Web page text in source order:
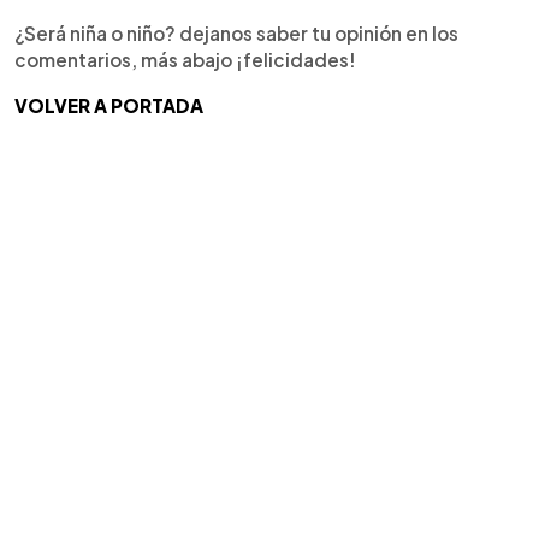
¿Será niña o niño? dejanos saber tu opinión en los
comentarios, más abajo ¡felicidades!
VOLVER A PORTADA